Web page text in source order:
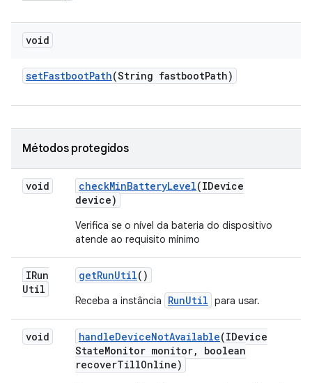
void
setFastbootPath(String fastbootPath)
Métodos protegidos
void checkMinBatteryLevel(IDevice
device)
Verifica se o nível da bateria do dispositivo
atende ao requisito mínimo
IRun
Util
getRunUtil()
Receba a instância RunUtil para usar.
void handleDeviceNotAvailable(IDevice
StateMonitor monitor,
boolean
recoverTillOnline)